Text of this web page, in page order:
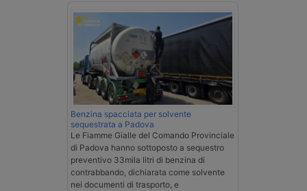
Benzina spacciata per solvente
sequestrata a Padova
Le Fiamme Gialle del Comando Provinciale
di Padova hanno sottoposto a sequestro
preventivo 33mila litri di benzina di
contrabbando, dichiarata come solvente
nei documenti di trasporto, e